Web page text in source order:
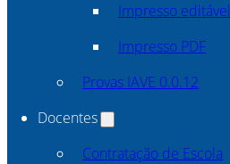
Impresso editável
Impresso PDF
Provas IAVE 0.0.12
Docentes
Contratação de Escola